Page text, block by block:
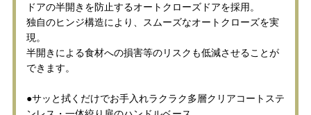
ドアの半開きを防止するオートクローズドアを採用。
独自のヒンジ構造により、スムーズなオートクローズを実
現。
半開きによる食材への損害等のリスクも低減させることが
できます。
●サッと拭くだけでお手入れラクラク多層クリアコートステ